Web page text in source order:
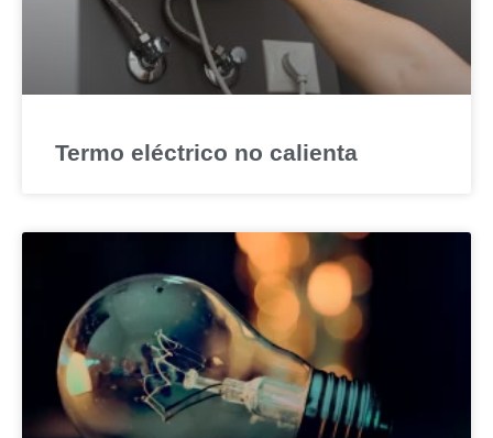
Termo eléctrico no calienta